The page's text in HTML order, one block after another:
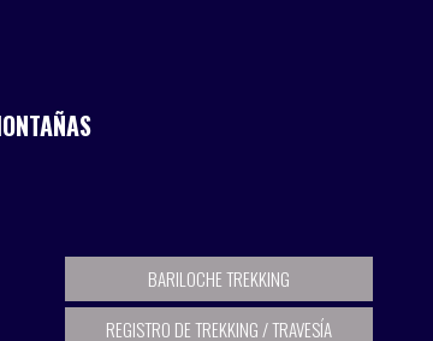
BARILOCHE TREKKING
REGISTRO DE TREKKING / TRAVESÍA